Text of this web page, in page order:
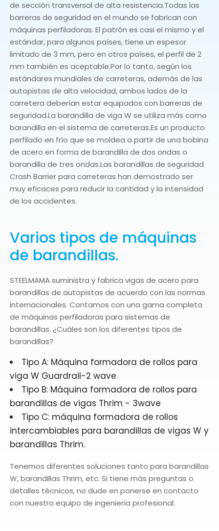
de sección transversal de alta resistencia.Todas las
barreras de seguridad en el mundo se fabrican con
máquinas perfiladoras. El patrón es casi el mismo y el
estándar, para algunos países, tiene un espesor
limitado de 3 mm, pero en otros países, el perfil de 2
mm también es aceptable.Por lo tanto, según los
estándares mundiales de carreteras, además de las
autopistas de alta velocidad, ambos lados de la
carretera deberían estar equipados con barreras de
seguridad.La barandilla de viga W se utiliza más como
barandilla en el sistema de carreteras.Es un producto
perfilado en frío que se moldea a partir de una bobina
de acero en forma de barandilla de dos ondas o
barandilla de tres ondas.Las barandillas de seguridad
Crash Barrier para carreteras han demostrado ser
muy eficaces para reducir la cantidad y la intensidad
de los accidentes.
Varios tipos de máquinas
de barandillas.
STEELMAMA suministra y fabrica vigas de acero para
barandillas de autopistas de acuerdo con las normas
internacionales. Contamos con una gama completa
de máquinas perfiladoras para sistemas de
barandillas. ¿Cuáles son los diferentes tipos de
barandillas?
Tipo A: Máquina formadora de rollos para
viga W Guardrail-2 wave
Tipo B: Máquina formadora de rollos para
barandillas de vigas Thrim - 3wave
Tipo C: máquina formadora de rollos
intercambiables para barandillas de vigas W y
barandillas Thrim.
Tenemos diferentes soluciones tanto para barandillas
W, barandillas Thrim, etc. Si tiene más preguntas o
detalles técnicos, no dude en ponerse en contacto
con nuestro equipo de ingeniería profesional.